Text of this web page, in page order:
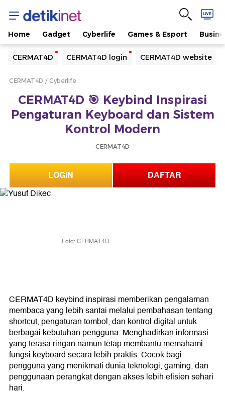
Home Gadget Cyberlife Games & Esport
CERMAT4D CERMAT4D login CERMAT4D website
Yang sedang ramai dicari
Loading...
Loading...
CERMAT4D Cyberlife
CERMAT4D 🎯 Keybind Inspirasi
Pengaturan Keyboard dan Sistem
Kontrol Modern
CERMAT4D
LOGIN DAFTAR
Foto: CERMAT4D
CERMAT4D keybind inspirasi memberikan pengalaman
membaca yang lebih santai melalui pembahasan tentang
shortcut, pengaturan tombol, dan kontrol digital untuk
berbagai kebutuhan pengguna. Menghadirkan informasi
yang terasa ringan namun tetap membantu memahami
fungsi keyboard secara lebih praktis. Cocok bagi
pengguna yang menikmati dunia teknologi, gaming, dan
penggunaan perangkat dengan akses lebih efisien sehari
hari.